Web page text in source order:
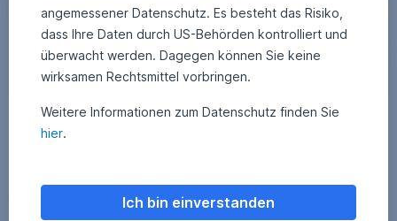
30. August 2024 2
i
0
•APA Finance / Erste AM Communications
Japan: Rückkehr zur Normalität
Aktienmarkt schnell wieder erholt. Die Blicke bleiben aber auf die
japanische Notenbank gerichtet, nachdem diese angekündigt hatte
mit weiteren Zinsschritten vorerst zu warten. Die Marschrichtung der
angemessener Datenschutz. Es besteht das Risiko,
dass Ihre Daten durch US-Behörden kontrolliert und
überwacht werden. Dagegen können Sie keine
wirksamen Rechtsmittel vorbringen.
Weitere Informationen zum Datenschutz finden Sie
hier.
Ich bin einverstanden